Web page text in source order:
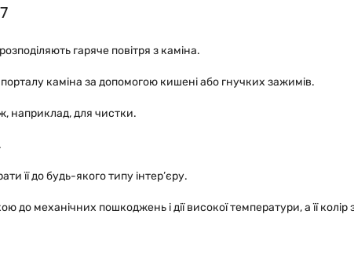
гаряче повітря з каміна.
каміна за допомогою кишені або гнучких зажимів.
наприклад, для чистки.
її до будь-якого типу інтер’єру.
механічних пошкоджень і дії високої температури, а її